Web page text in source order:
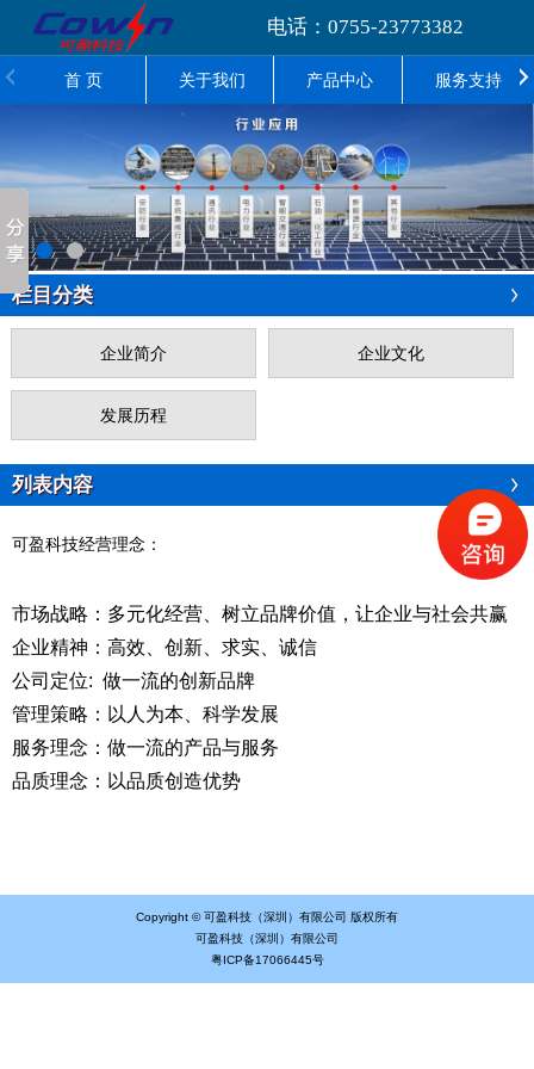
电话：0755-23773382
首 页 关于我们 产品中心 服务支持
栏目分类
企业简介 企业文化
发展历程
列表内容
可盈科技经营理念：
市场战略：多元化经营、树立品牌价值，让企业与社会共赢
企业精神：高效、创新、求实、诚信
公司定位: 做一流的创新品牌
管理策略：以人为本、科学发展
服务理念：做一流的产品与服务
品质理念：以品质创造优势
Copyright © 可盈科技（深圳）有限公司 版权所有
可盈科技（深圳）有限公司
粤ICP备17066445号